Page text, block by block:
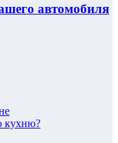
автомобиля
кухню?